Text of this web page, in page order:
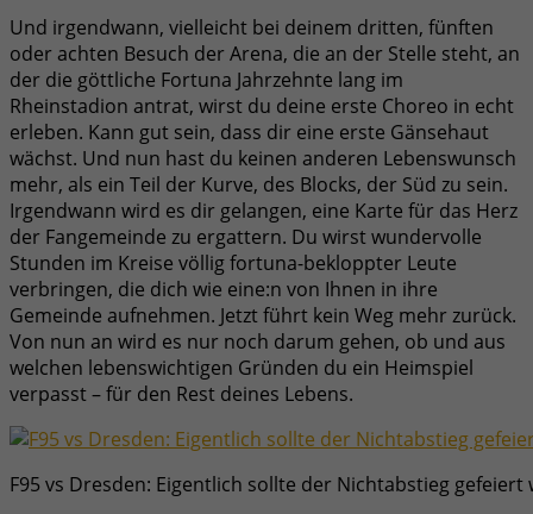
Und irgendwann, vielleicht bei deinem dritten, fünften
oder achten Besuch der Arena, die an der Stelle steht, an
der die göttliche Fortuna Jahrzehnte lang im
Rheinstadion antrat, wirst du deine erste Choreo in echt
erleben. Kann gut sein, dass dir eine erste Gänsehaut
wächst. Und nun hast du keinen anderen Lebenswunsch
mehr, als ein Teil der Kurve, des Blocks, der Süd zu sein.
Irgendwann wird es dir gelangen, eine Karte für das Herz
der Fangemeinde zu ergattern. Du wirst wundervolle
Stunden im Kreise völlig fortuna-bekloppter Leute
verbringen, die dich wie eine:n von Ihnen in ihre
Gemeinde aufnehmen. Jetzt führt kein Weg mehr zurück.
Von nun an wird es nur noch darum gehen, ob und aus
welchen lebenswichtigen Gründen du ein Heimspiel
verpasst – für den Rest deines Lebens.
F95 vs Dresden: Eigentlich sollte der Nichtabstieg